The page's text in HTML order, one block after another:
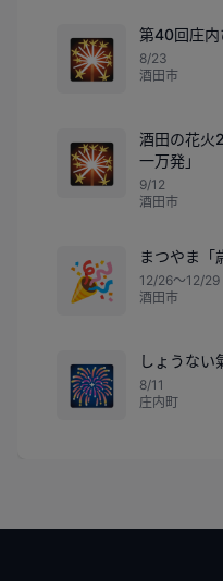
🎇
第40回庄内
8/23
酒田市
🎇
酒田の花火
一万発」
9/12
酒田市
🎉
まつやま「
12/26〜12/29
酒田市
🎆
しょうない
8/11
庄内町